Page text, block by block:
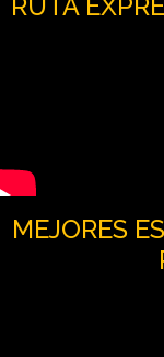
RUTA
MEJORES